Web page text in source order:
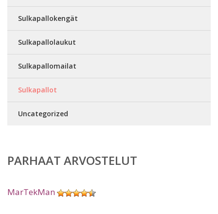
Sulkapallokengät
Sulkapallolaukut
Sulkapallomailat
Sulkapallot
Uncategorized
PARHAAT ARVOSTELUT
MarTekMan